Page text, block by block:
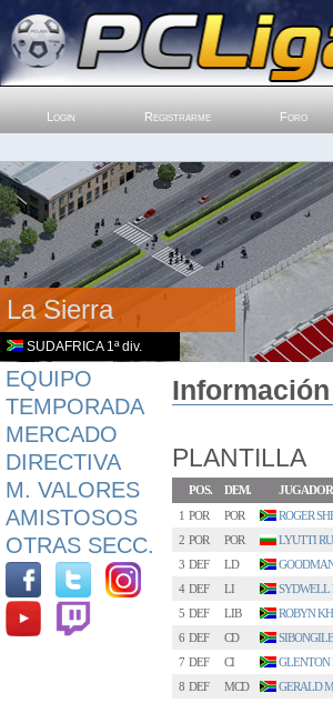
Login Registrarme Foro
La Sierra
SUDAFRICA 1ª div.
EQUIPO
TEMPORADA
MERCADO
DIRECTIVA
M. VALORES
AMISTOSOS
OTRAS SECC.
Información
PLANTILLA
POS. DEM. JUGADOR
1 POR POR ROGER
2 POR POR LYUTTI
3 DEF LD
4 DEF LI SYDWELL
5 DEF LIB ROBYN
6 DEF CD
7 DEF CI GLENTON
8 DEF MCD GERALD